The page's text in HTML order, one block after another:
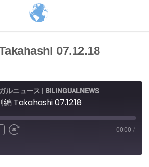
07.12.18
ルニュース | BILINGUALNEWS
編 Takahashi 07.12.18
00:00 /